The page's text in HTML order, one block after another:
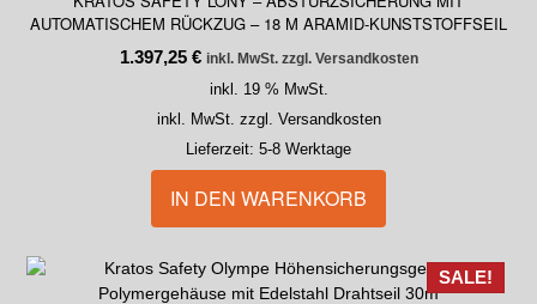
AUTOMATISCHEM RÜCKZUG – 18 M ARAMID-KUNSTSTOFFSEIL
1.397,25 € inkl. MwSt. zzgl. Versandkosten
inkl. 19 % MwSt.
inkl. MwSt. zzgl. Versandkosten
Lieferzeit: 5-8 Werktage
IN DEN WARENKORB
SALE!